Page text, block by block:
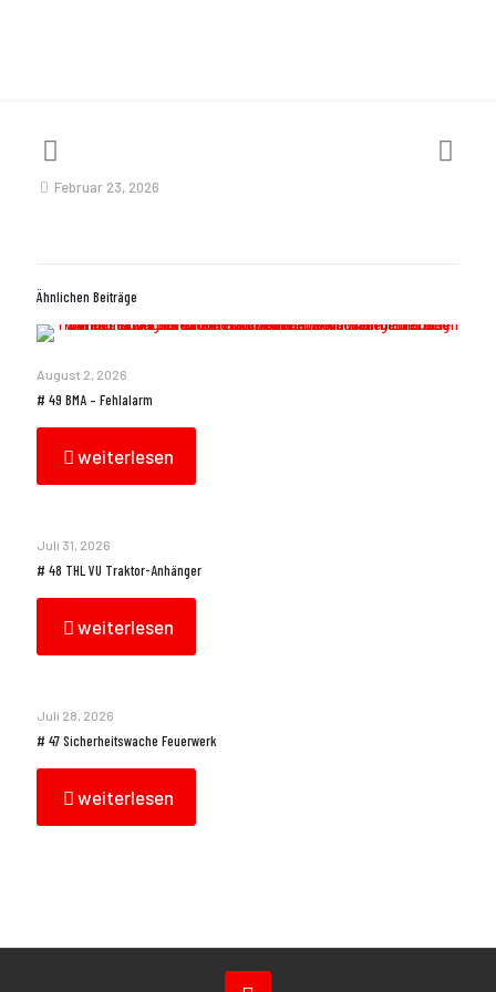
Februar 23, 2026
Ähnlichen Beiträge
August 2, 2026
# 49 BMA – Fehlalarm
weiterlesen
Juli 31, 2026
# 48 THL VU Traktor-Anhänger
weiterlesen
Juli 28, 2026
# 47 Sicherheitswache Feuerwerk
weiterlesen